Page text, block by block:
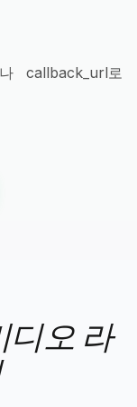
callback_url로
디오 라